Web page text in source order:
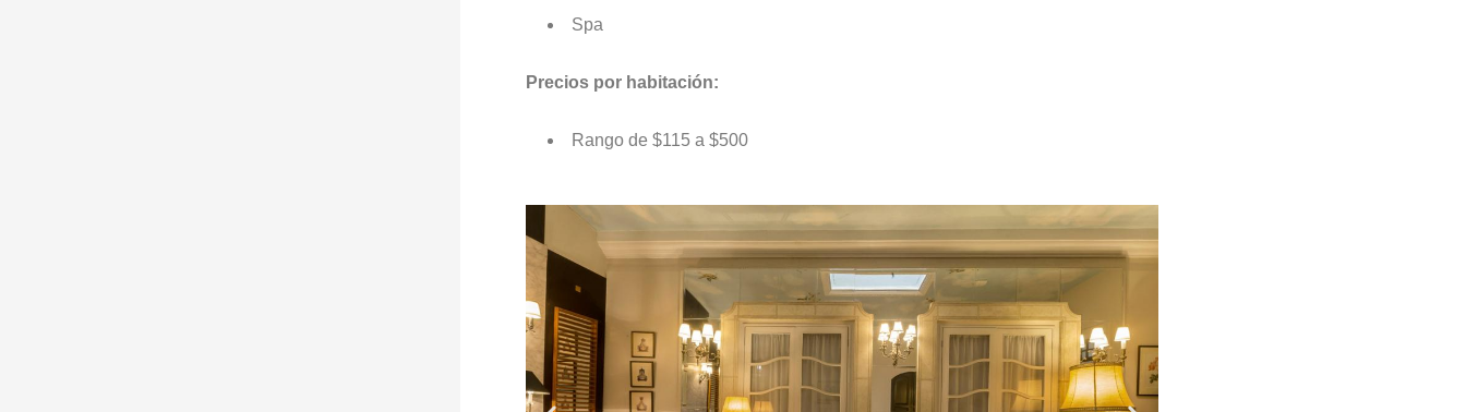
Spa
Precios por habitación:
Rango de $115 a $500